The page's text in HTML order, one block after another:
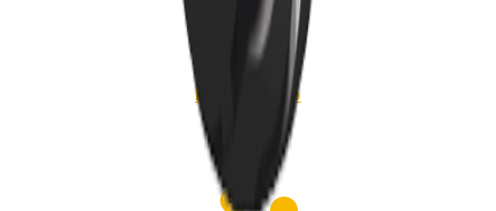
Sobre
Localização
Contato